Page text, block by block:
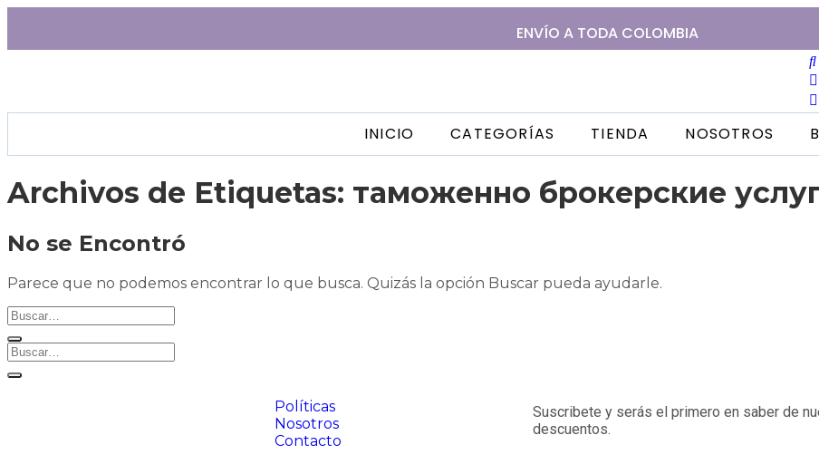
ENVÍO A TODA COLOMBIA
INICIO CATEGORÍAS TIENDA NOSOTROS
Archivos de Etiquetas: таможенно брокерские
No se Encontró
Parece que no podemos encontrar lo que busca. Quizás la opción Buscar pueda ayudarle.
Políticas
Nosotros
Contacto
Suscribete y serás el primero en saber de
descuentos.